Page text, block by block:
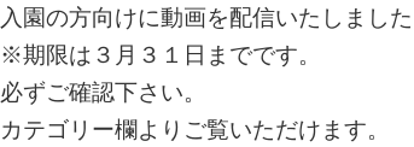
入園の方向けに動画を配信いたしまし
※期限は３月３１日までです。
必ずご確認下さい。
カテゴリー欄よりご覧いただけます。